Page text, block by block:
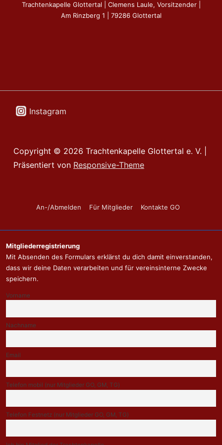
Trachtenkapelle Glottertal | Clemens Laule, Vorsitzender |
Am Rinzberg 1 | 79286 Glottertal
Instagram
Copyright © 2026 Trachtenkapelle Glottertal e. V.
Präsentiert von Responsive-Theme
Footer-
An-/Abmelden Für Mitglieder Kontakte GO
Mitgliederregistrierung
Mit Absenden des Formulars erklärst du dich damit einverstanden,
dass wir deine Daten verarbeiten und für vereinsinterne Zwecke
speichern.
Vorname
Nachname
Email
Telefon mobil (nur Mitglieder GO, GM, TG)
Telefon Festnetz (nur Mitglieder GO, GM, TG)